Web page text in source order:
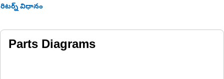
రిటర్న్ విధానం
Parts Diagrams